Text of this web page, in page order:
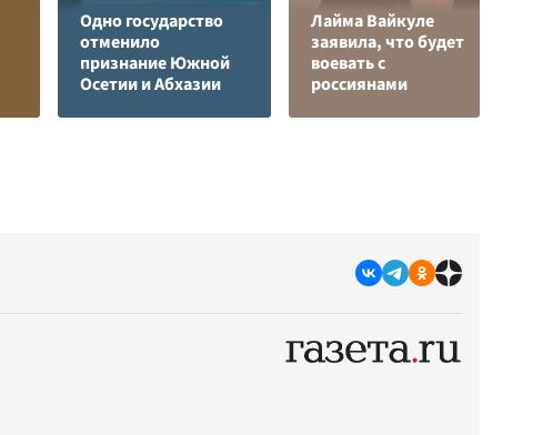
Одно государство
отменило
признание Южной
Осетии и Абхазии
Лайма Вайкуле
заявила, что будет
воевать с
россиянами